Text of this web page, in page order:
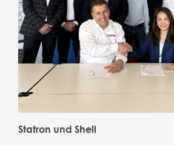
Statron und Shell